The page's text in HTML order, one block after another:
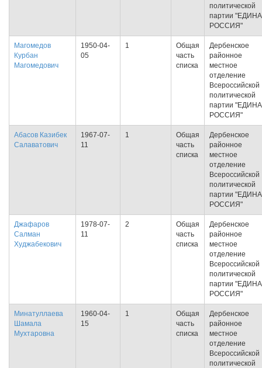
политической
партии
РОССИЯ"
Магомедов
Курбан
Магомедович
1950-04-
05
1
Общая
часть
списка
Дербенское
районное
местное
отделение
Всероссийской
политической
партии
РОССИЯ"
Абасов Казибек
Салаватович
1967-07-
11
1
Общая
часть
списка
Дербенское
районное
местное
отделение
Всероссийской
политической
партии
РОССИЯ"
Джафаров
Салман
Худжабекович
1978-07-
11
2
Общая
часть
списка
Дербенское
районное
местное
отделение
Всероссийской
политической
партии
РОССИЯ"
Минатуллаева
Шамала
Мухтаровна
1960-04-
15
1
Общая
часть
списка
Дербенское
районное
местное
отделение
Всероссийской
политической